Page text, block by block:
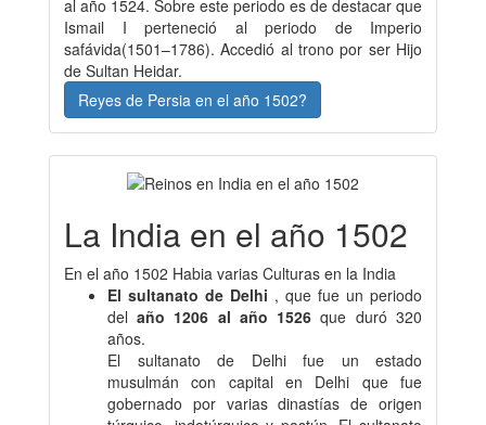
al año 1524. Sobre este periodo es de destacar que
Ismail I perteneció al periodo de Imperio
safávida(1501–1786). Accedió al trono por ser Hijo
de Sultan Heidar.
Reyes de Persia en el año 1502?
La India en el año 1502
En el año 1502 Habia varias Culturas en la India
El sultanato de Delhi , que fue un periodo
del año 1206 al año 1526 que duró 320
años.
El sultanato de Delhi fue un estado
musulmán con capital en Delhi que fue
gobernado por varias dinastías de origen